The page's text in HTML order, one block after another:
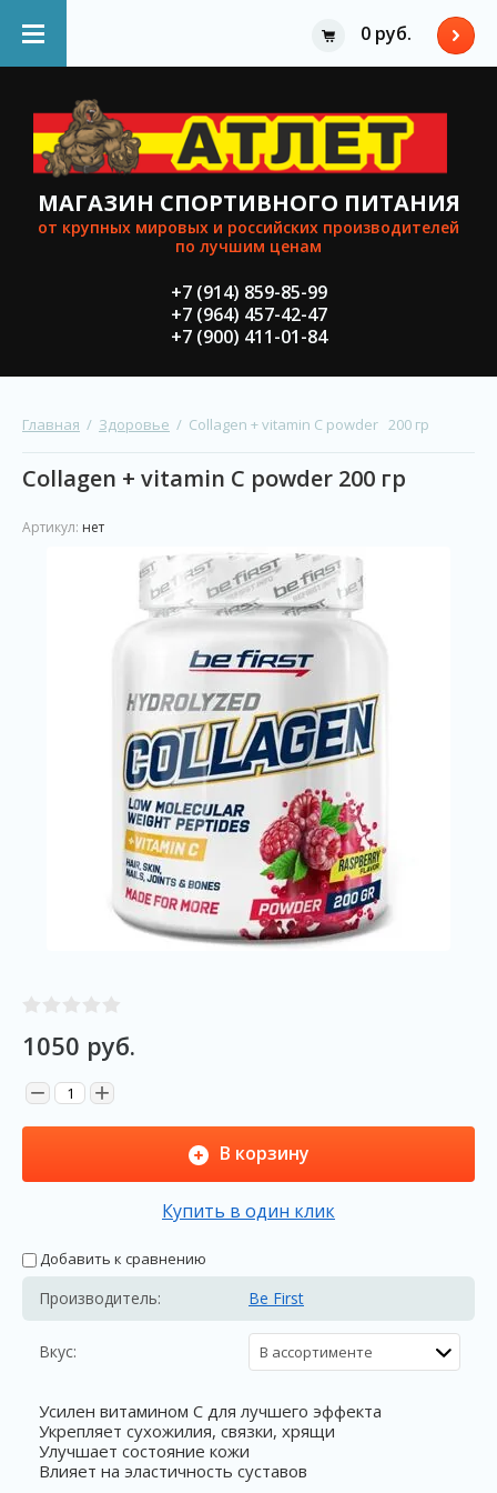
0 руб.
МАГАЗИН СПОРТИВНОГО ПИТАНИЯ
от крупных мировыx и российских производителей
по лучшим ценам
+7 (914) 859-85-99
+7 (964) 457-42-47
+7 (900) 411-01-84
Главная
  /
Здоровье
  /  Collagen + vitamin C powder   200 гр
Collagen + vitamin C powder 200 гр
Артикул: нет
1050 руб.
− +
В корзину
Купить в один клик
Добавить к сравнению
Производитель: Be First
Вкус: В ассортименте
Усилен витамином С для лучшего эффекта
Укрепляет сухожилия, связки, хрящи
Улучшает состояние кожи
Влияет на эластичность суставов